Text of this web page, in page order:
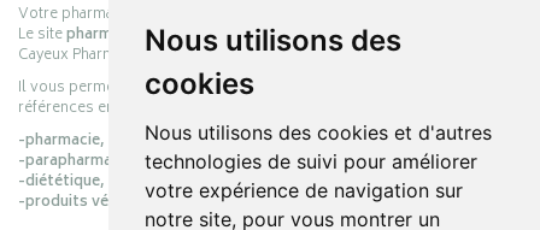
Nous utilisons des
cookies
Nous utilisons des cookies et d'autres
technologies de suivi pour améliorer
votre expérience de navigation sur
notre site, pour vous montrer un
Votre pharmacie en ligne :
Le sitepharmacie-cayeux.frest le prolongement digital de la pharmacie
Cayeux Pharmabest Berck-sur-Mer – Rang-du-Fliers.
Il vous permet de réaliser vos achats en ligne parmi des milliers de
références en :
-pharmacie,
-parapharmacie,
-diététique,
-produits vétérinaires.